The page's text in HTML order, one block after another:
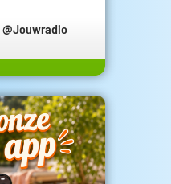
@Jouwradio